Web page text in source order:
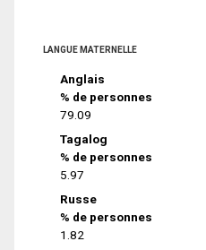
LANGUE MATERNELLE
Anglais
% de personnes
79.09
Tagalog
% de personnes
5.97
Russe
% de personnes
1.82